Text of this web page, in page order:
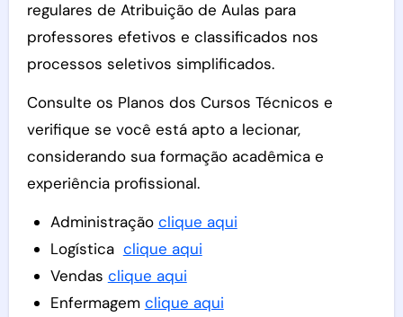
regulares de Atribuição de Aulas para
professores efetivos e classificados nos
processos seletivos simplificados.
Consulte os Planos dos Cursos Técnicos e
verifique se você está apto a lecionar,
considerando sua formação acadêmica e
experiência profissional.
Administração clique aqui
Logística clique aqui
Vendas clique aqui
Enfermagem clique aqui